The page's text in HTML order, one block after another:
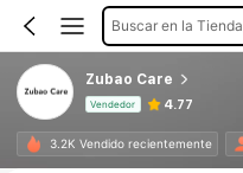
Buscar en la Tienda
Zubao Care
Vendedor 4.77
3.2K Vendido recientemente